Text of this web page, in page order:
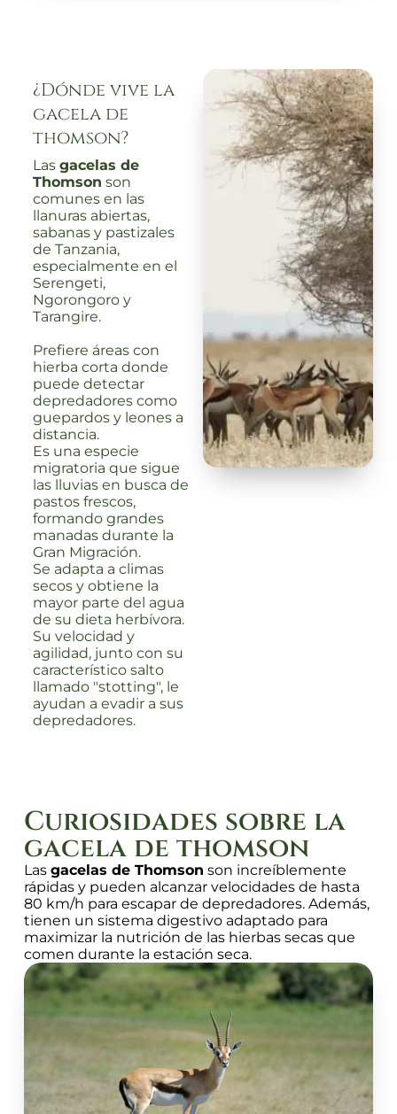
¿Dónde vive la
gacela de
thomson?
Las gacelas de
Thomson son
comunes en las
llanuras abiertas,
sabanas y pastizales
de Tanzania,
especialmente en el
Serengeti,
Ngorongoro y
Tarangire.
Prefiere áreas con
hierba corta donde
puede detectar
depredadores como
guepardos y leones a
distancia.
Es una especie
migratoria que sigue
las lluvias en busca de
pastos frescos,
formando grandes
manadas durante la
Gran Migración.
Se adapta a climas
secos y obtiene la
mayor parte del agua
de su dieta herbívora.
Su velocidad y
agilidad, junto con su
característico salto
llamado "stotting", le
ayudan a evadir a sus
depredadores.
Curiosidades sobre la
gacela de thomson
Las gacelas de Thomson son increíblemente
rápidas y pueden alcanzar velocidades de hasta
80 km/h para escapar de depredadores. Además,
tienen un sistema digestivo adaptado para
maximizar la nutrición de las hierbas secas que
comen durante la estación seca.